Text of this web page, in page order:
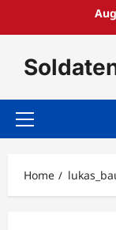
Primary
Home